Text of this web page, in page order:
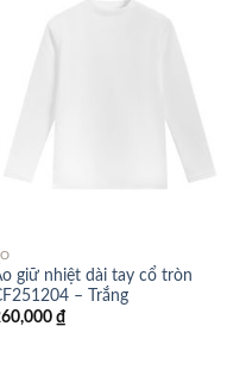
giữ nhiệt dài tay cổ tròn
– Trắng
₫